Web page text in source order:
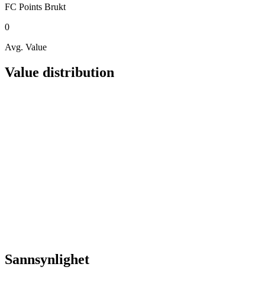
FC Points Brukt
0
Avg. Value
Value distribution
Sannsynlighet